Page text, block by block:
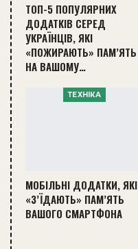
ТОП-5 ПОПУЛЯРНИХ
ДОДАТКІВ СЕРЕД
УКРАЇНЦІВ, ЯКІ
«ПОЖИРАЮТЬ» ПАМ’ЯТЬ
НА ВАШОМУ…
ТЕХНІКА
МОБІЛЬНІ ДОДАТКИ, ЯКІ
«З’ЇДАЮТЬ» ПАМ’ЯТЬ
ВАШОГО СМАРТФОНА